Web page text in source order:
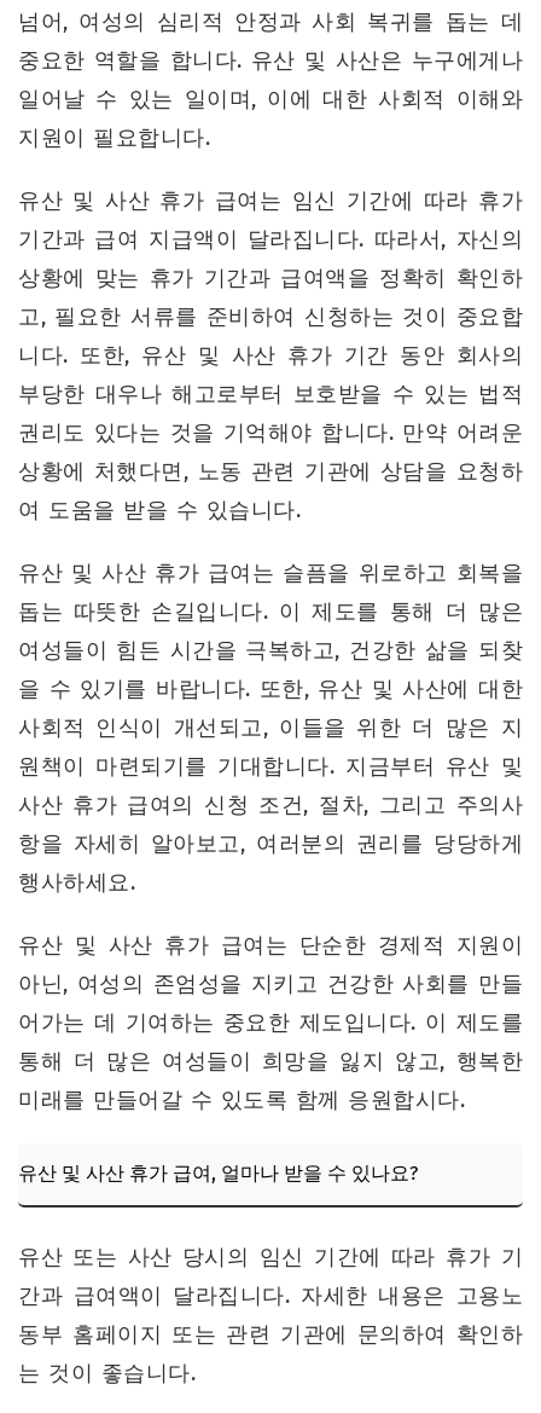
넘어, 여성의 심리적 안정과 사회 복귀를 돕는 데
중요한 역할을 합니다. 유산 및 사산은 누구에게나
일어날 수 있는 일이며, 이에 대한 사회적 이해와
지원이 필요합니다.
유산 및 사산 휴가 급여는 임신 기간에 따라 휴가
기간과 급여 지급액이 달라집니다. 따라서, 자신의
상황에 맞는 휴가 기간과 급여액을 정확히 확인하
고, 필요한 서류를 준비하여 신청하는 것이 중요합
니다. 또한, 유산 및 사산 휴가 기간 동안 회사의
부당한 대우나 해고로부터 보호받을 수 있는 법적
권리도 있다는 것을 기억해야 합니다. 만약 어려운
상황에 처했다면, 노동 관련 기관에 상담을 요청하
여 도움을 받을 수 있습니다.
유산 및 사산 휴가 급여는 슬픔을 위로하고 회복을
돕는 따뜻한 손길입니다. 이 제도를 통해 더 많은
여성들이 힘든 시간을 극복하고, 건강한 삶을 되찾
을 수 있기를 바랍니다. 또한, 유산 및 사산에 대한
사회적 인식이 개선되고, 이들을 위한 더 많은 지
원책이 마련되기를 기대합니다. 지금부터 유산 및
사산 휴가 급여의 신청 조건, 절차, 그리고 주의사
항을 자세히 알아보고, 여러분의 권리를 당당하게
행사하세요.
유산 및 사산 휴가 급여는 단순한 경제적 지원이
아닌, 여성의 존엄성을 지키고 건강한 사회를 만들
어가는 데 기여하는 중요한 제도입니다. 이 제도를
통해 더 많은 여성들이 희망을 잃지 않고, 행복한
미래를 만들어갈 수 있도록 함께 응원합시다.
유산 및 사산 휴가 급여, 얼마나 받을 수 있나요?
유산 또는 사산 당시의 임신 기간에 따라 휴가 기
간과 급여액이 달라집니다. 자세한 내용은 고용노
동부 홈페이지 또는 관련 기관에 문의하여 확인하
는 것이 좋습니다.